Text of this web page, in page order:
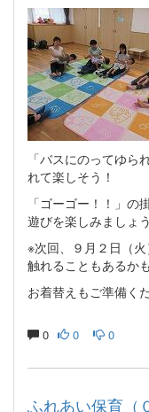
「バスにのってゆ
れて楽しそう！
「ゴーゴー！！」
遊びを楽しみましょう
※次回、９月２日（
触れることもあるか
お着替えもご準備くだ
0 0 0
ふれあい保育（